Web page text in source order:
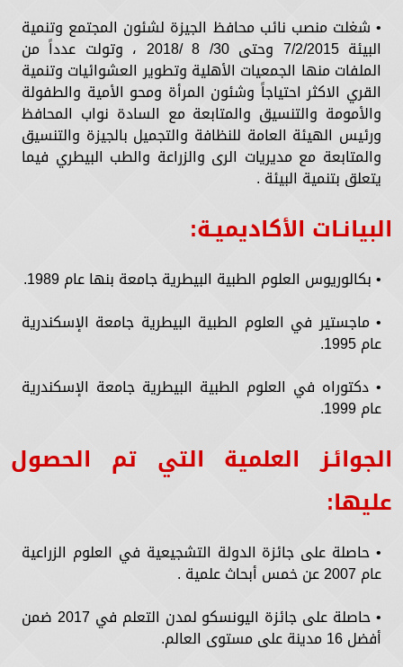
• شغلت منصب نائب محافظ الجيزة لشئون المجتمع وتنمية
البيئة 7/2/2015 وحتى 30/ 8 /2018 ، وتولت عدداً من
الملفات منها الجمعيات الأهلية وتطوير العشوائيات وتنمية
القري الاكثر احتياجاً وشئون المرأة ومحو الأمية والطفولة
والأمومة والتنسيق والمتابعة مع السادة نواب المحافظ
ورئيس الهيئة العامة للنظافة والتجميل بالجيزة والتنسيق
والمتابعة مع مديريات الرى والزراعة والطب البيطري فيما
يتعلق بتنمية البيئة .
البيانـات الأكاديميـة:
• بكالوريوس العلوم الطبية البيطرية جامعة بنها عام 1989.
• ماجستير في العلوم الطبية البيطرية جامعة الإسكندرية
عام 1995.
• دكتوراه في العلوم الطبية البيطرية جامعة الإسكندرية
عام 1999.
الجوائـز العلمية التي تم الحصول
عليها:
• حاصلة على جائزة الدولة التشجيعية في العلوم الزراعية
عام 2007 عن خمس أبحاث علمية .
• حاصلة على جائزة اليونسكو لمدن التعلم في 2017 ضمن
أفضل 16 مدينة على مستوى العالم.